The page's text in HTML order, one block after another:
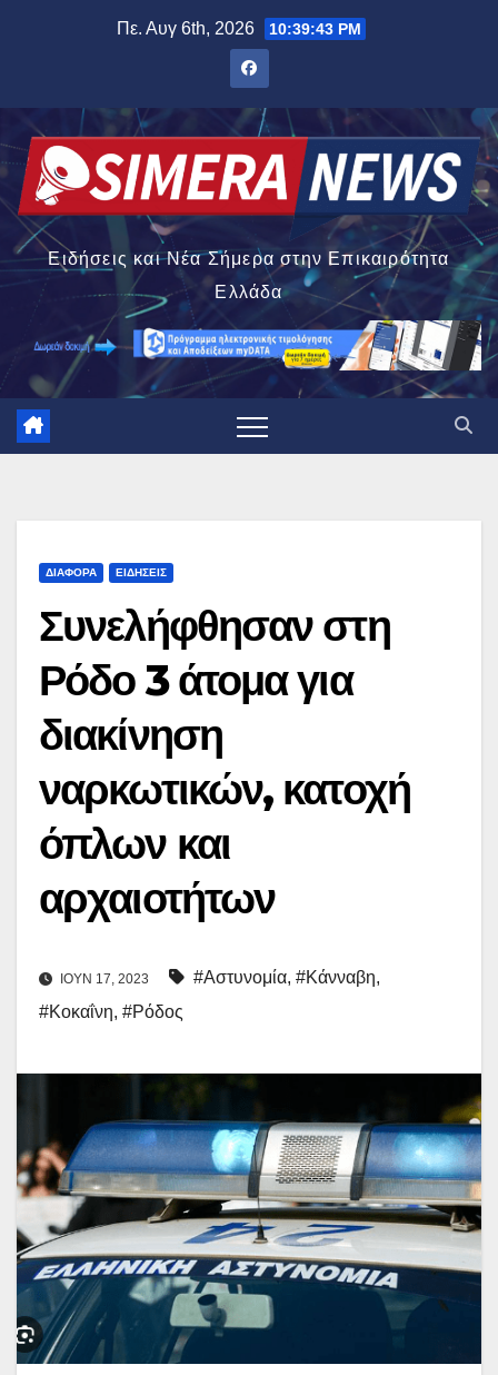
Πε. Αυγ 6th, 2026 10:39:44 PM
Ειδήσεις και Νέα Σήμερα στην Επικαιρότητα
Ελλάδα
ΔΙΆΦΟΡΑ ΕΙΔΉΣΕΙΣ
Συνελήφθησαν στη
Ρόδο 3 άτομα για
διακίνηση
ναρκωτικών, κατοχή
όπλων και
αρχαιοτήτων
ΙΟΎΝ 17, 2023 #Αστυνομία, #Κάνναβη,
#Κοκαΐνη, #Ρόδος